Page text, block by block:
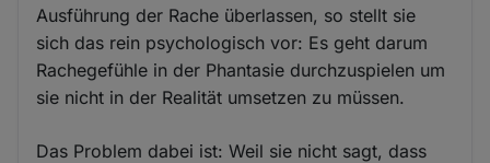
Ausführung der Rache überlassen, so stellt sie
sich das rein psychologisch vor: Es geht darum
Rachegefühle in der Phantasie durchzuspielen um
sie nicht in der Realität umsetzen zu müssen.
Das Problem dabei ist: Weil sie nicht sagt, dass